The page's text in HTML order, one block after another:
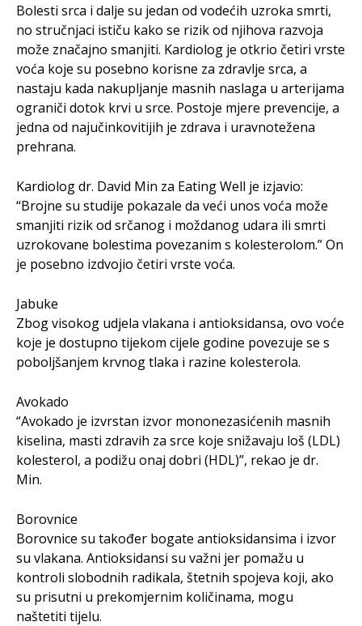
Bolesti srca i dalje su jedan od vodećih uzroka smrti,
no stručnjaci ističu kako se rizik od njihova razvoja
može značajno smanjiti. Kardiolog je otkrio četiri vrste
voća koje su posebno korisne za zdravlje srca, a
nastaju kada nakupljanje masnih naslaga u arterijama
ograniči dotok krvi u srce. Postoje mjere prevencije, a
jedna od najučinkovitijih je zdrava i uravnotežena
prehrana.
Kardiolog dr. David Min za Eating Well je izjavio:
“Brojne su studije pokazale da veći unos voća može
smanjiti rizik od srčanog i moždanog udara ili smrti
uzrokovane bolestima povezanim s kolesterolom.” On
je posebno izdvojio četiri vrste voća.
Jabuke
Zbog visokog udjela vlakana i antioksidansa, ovo voće
koje je dostupno tijekom cijele godine povezuje se s
poboljšanjem krvnog tlaka i razine kolesterola.
Avokado
“Avokado je izvrstan izvor mononezasićenih masnih
kiselina, masti zdravih za srce koje snižavaju loš (LDL)
kolesterol, a podižu onaj dobri (HDL)”, rekao je dr.
Min.
Borovnice
Borovnice su također bogate antioksidansima i izvor
su vlakana. Antioksidansi su važni jer pomažu u
kontroli slobodnih radikala, štetnih spojeva koji, ako
su prisutni u prekomjernim količinama, mogu
naštetiti tijelu.